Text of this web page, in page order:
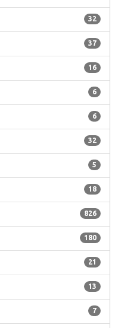
32
37
16
6
6
32
5
18
826
180
21
13
7